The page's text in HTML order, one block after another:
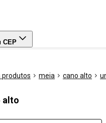
CEP
produtos meia cano alto
alto